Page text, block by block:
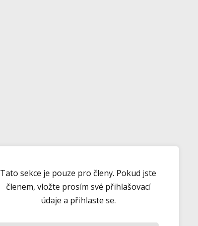
Tato sekce je pouze pro členy. Pokud jste
členem, vložte prosím své přihlašovací
údaje a přihlaste se.